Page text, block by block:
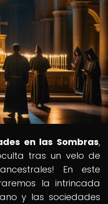
en las Sombras,
tras un velo de
En este
la intrincada
y las sociedades